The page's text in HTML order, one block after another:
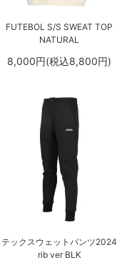
FUTEBOL S/S SWEAT TOP
NATURAL
8,000円(税込8,800円)
テックスウェットパンツ2024
rib ver BLK